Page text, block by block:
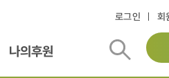
로그인 회
나의후원